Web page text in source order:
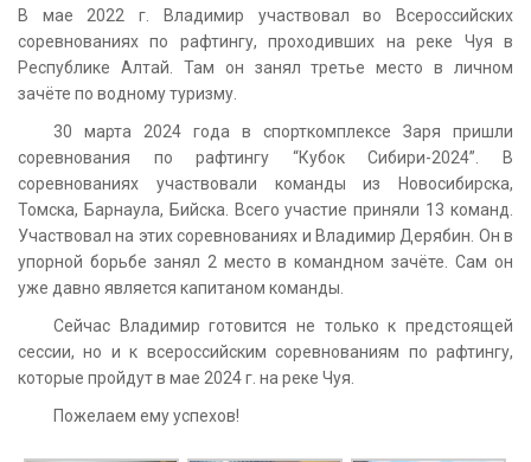
В мае 2022 г. Владимир участвовал во Всероссийских
соревнованиях по рафтингу, проходивших на реке Чуя в
Республике Алтай. Там он занял третье место в личном
зачёте по водному туризму.
30 марта 2024 года в спорткомплексе Заря пришли
соревнования по рафтингу “Кубок Сибири-2024”. В
соревнованиях участвовали команды из Новосибирска,
Томска, Барнаула, Бийска. Всего участие приняли 13 команд.
Участвовал на этих соревнованиях и Владимир Дерябин. Он в
упорной борьбе занял 2 место в командном зачёте. Сам он
уже давно является капитаном команды.
Сейчас Владимир готовится не только к предстоящей
сессии, но и к всероссийским соревнованиям по рафтингу,
которые пройдут в мае 2024 г. на реке Чуя.
Пожелаем ему успехов!